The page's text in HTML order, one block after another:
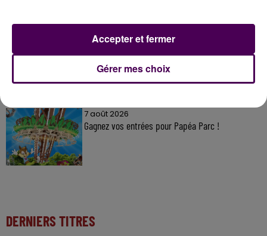
11 juillet 2026
Inscrivez-vous au casting The Voice & The Voice
7 août 2026
Gagnez vos entrées pour Papéa Parc !
DERNIERS TITRES
Gérer mes choix
Accepter et fermer